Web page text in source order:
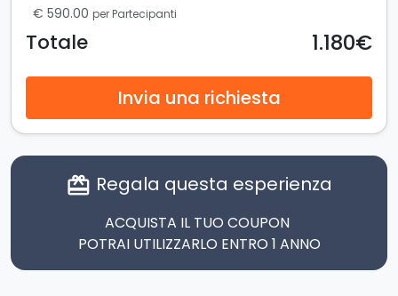
€ 590.00 per Partecipanti
Totale 1.180€
Invia una richiesta
card_giftcard Regala questa esperienza
ACQUISTA IL TUO COUPON
POTRAI UTILIZZARLO ENTRO 1 ANNO